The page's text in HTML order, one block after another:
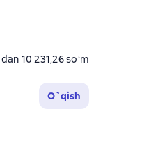
dan 10 231,26 soʻm
O`qish